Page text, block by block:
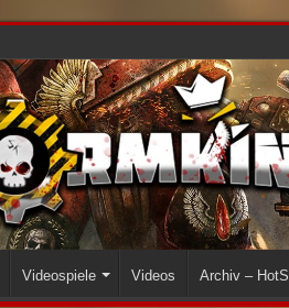
Videospiele Videos Archiv – HotS